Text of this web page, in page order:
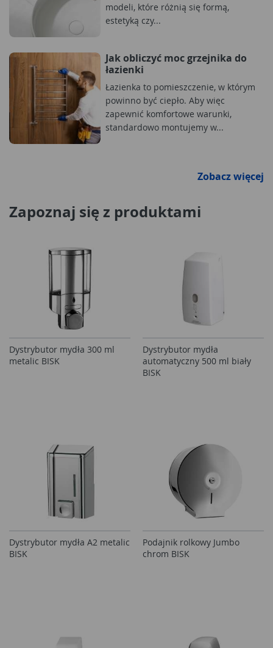
modeli, które różnią się formą,
estetyką czy...
Jak obliczyć moc grzejnika do
łazienki
Łazienka to pomieszczenie, w którym
powinno być ciepło. Aby więc
zapewnić komfortowe warunki,
standardowo montujemy w...
Zobacz więcej
Zapoznaj się z produktami
Dystrybutor mydła 300 ml
metalic BISK
Dystrybutor mydła
automatyczny 500 ml biały
BISK
Dystrybutor mydła A2 metalic
BISK
Podajnik rolkowy Jumbo
chrom BISK